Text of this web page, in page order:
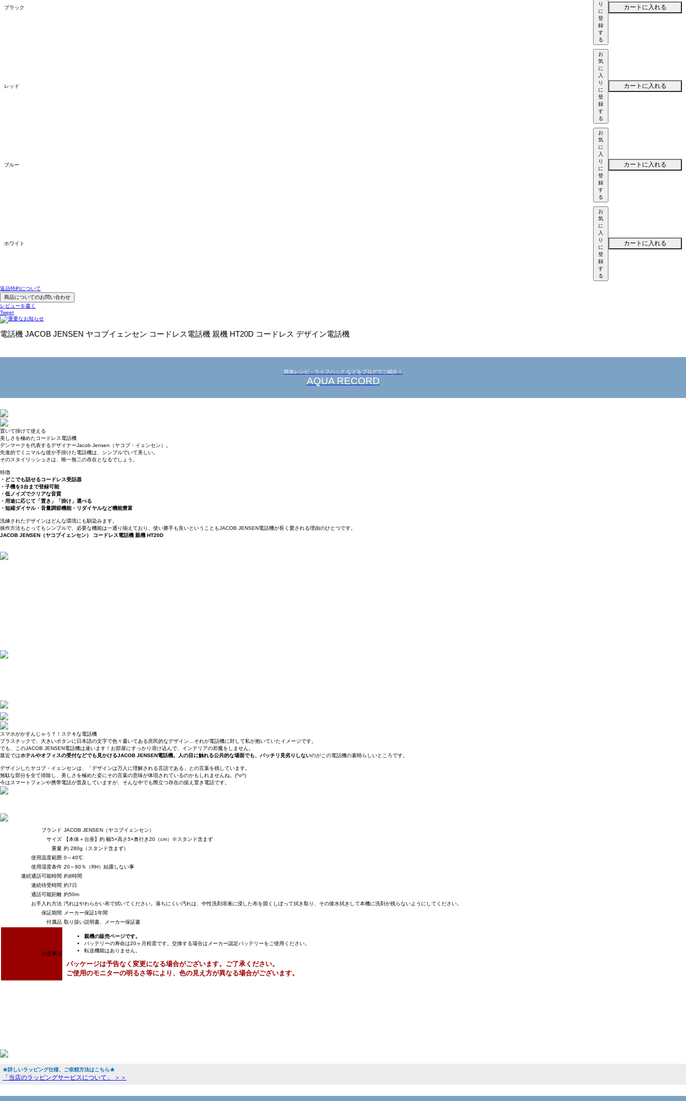
ブラック
り
に
登
録
す
る
カートに入れる
レッド
お
気
に
入
り
に
登
録
す
る
カートに入れる
ブルー
お
気
に
入
り
に
登
録
す
る
カートに入れる
ホワイト
お
気
に
入
り
に
登
録
す
る
カートに入れる
返品特約について
商品についてのお問い合わせ
レビューを書く
Tweet
電話機 JACOB JENSEN ヤコブイェンセン コードレス電話機 親機 HT20D コードレス デザイン電話機
簡単レシピ・ライフハック などをブログでご紹介！
AQUA RECORD
置いて掛けて使える
美しさを極めたコードレス電話機
デンマークを代表するデザイナーJacob Jensen（ヤコブ・イェンセン）。
先進的でミニマルな彼が手掛けた電話機は、シンプルでいて美しい。
そのスタイリッシュさは、唯一無二の存在となるでしょう。
特徴
・どこでも話せるコードレス受話器
・子機を3台まで登録可能
・低ノイズでクリアな音質
・用途に応じて「置き」「掛け」選べる
・短縮ダイヤル・音量調節機能・リダイヤルなど機能豊富
洗練されたデザインはどんな環境にも馴染みます。
操作方法もとってもシンプルで、必要な機能は一通り揃えており、使い勝手も良いということもJACOB JENSEN電話機が長く愛される理由のひとつです。
JACOB JENSEN（ヤコブイェンセン） コードレス電話機 親機 HT20D
スマホがかすんじゃう？！ステキな電話機
プラスチックで、大きいボタンに日本語の文字で色々書いてある庶民的なデザイン…それが電話機に対して私が抱いていたイメージです。
でも、このJACOB JENSEN電話機は違います！お部屋にすっかり溶け込んで、インテリアの邪魔をしません。
最近ではホテルやオフィスの受付などでも見かけるJACOB JENSEN電話機。人の目に触れる公共的な場面でも、バッチリ見劣りしないのがこの電話機の素晴らしいところです。
デザインしたヤコブ・イェンセンは、「デザインは万人に理解される言語である」との言葉を残しています。
無駄な部分を全て排除し、美しさを極めた姿にその言葉の意味が体現されているのかもしれませんね。(^o^)
今はスマートフォンや携帯電話が普及していますが、そんな中でも際立つ存在の据え置き電話です。
ブランド JACOB JENSEN（ヤコブイェンセン）
サイズ
【本体＋台座】約 幅5×高さ5×奥行き20（cm）※スタンド含まず
重量 約 280g（スタンド含まず）
使用温度範囲 0～40℃
使用湿度条件 20～80％（RH）結露しない事
連続通話可能時間 約8時間
連続待受時間 約7日
通話可能距離 約50m
お手入れ方法 汚れはやわらかい布で拭いてください。落ちにくい汚れは、中性洗剤溶液に浸した布を固くしぼって拭き取り、その後水拭きして本機に洗剤が残らないようにしてください。
保証期間
メーカー保証1年間
付属品 取り扱い説明書、メーカー保証書
注意事項
親機の販売ページです。
バッテリーの寿命は20ヶ月程度です。交換する場合はメーカー認定バッテリーをご使用ください。
転送機能はありません。
パッケージは予告なく変更になる場合がございます。ご了承ください。
ご使用のモニターの明るさ等により、色の見え方が異なる場合がございます。
★詳しいラッピング仕様、ご依頼方法はこちら★
「当店のラッピングサービスについて」 ＞＞